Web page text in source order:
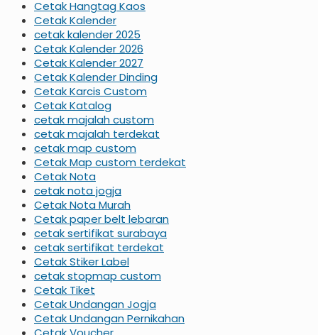
Cetak Hangtag Kaos
Cetak Kalender
cetak kalender 2025
Cetak Kalender 2026
Cetak Kalender 2027
Cetak Kalender Dinding
Cetak Karcis Custom
Cetak Katalog
cetak majalah custom
cetak majalah terdekat
cetak map custom
Cetak Map custom terdekat
Cetak Nota
cetak nota jogja
Cetak Nota Murah
Cetak paper belt lebaran
cetak sertifikat surabaya
cetak sertifikat terdekat
Cetak Stiker Label
cetak stopmap custom
Cetak Tiket
Cetak Undangan Jogja
Cetak Undangan Pernikahan